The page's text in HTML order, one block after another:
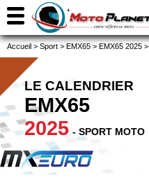
Accueil > Sport > EMX65 > EMX65 2025 >
LE CALENDRIER
EMX65
2025 - SPORT MOTO